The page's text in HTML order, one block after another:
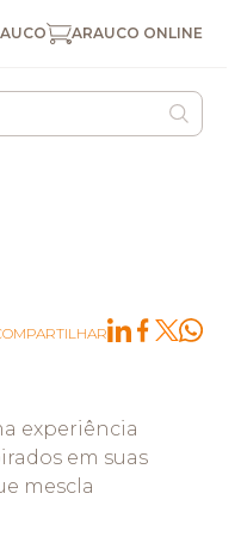
ARAUCO ONLINE
experiência
em suas
mescla